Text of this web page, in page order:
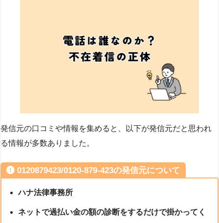
発信元の口コミや情報を集めると、以下が発信元だと思われ
る情報が多数ありました。
0120879423/0120-879-423の発信元について
ハナ法律事務所
ネットで過払い金の額の診断をするだけで掛かってく